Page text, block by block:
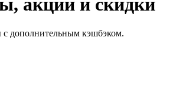
акции и скидки
дополнительным кэшбэком.